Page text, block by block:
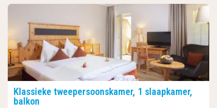
Klassieke tweepersoonskamer, 1 slaapkamer,
balkon